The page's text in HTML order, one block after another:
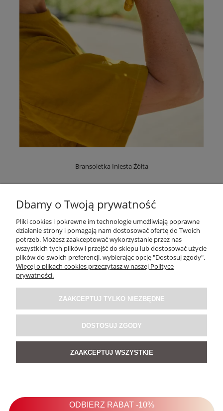
Bransoletka Iniesta Żółta
89,00 zł
DO KOSZYKA
Dbamy o Twoją prywatność
Pliki cookies i pokrewne im technologie umożliwiają poprawne
działanie strony i pomagają nam dostosować ofertę do Twoich
potrzeb. Możesz zaakceptować wykorzystanie przez nas
wszystkich tych plików i przejść do sklepu lub dostosować użycie
plików do swoich preferencji, wybierając opcję "Dostosuj zgody".
Więcej o plikach cookies przeczytasz w naszej Polityce
prywatności.
ZAAKCEPTUJ TYLKO NIEZBĘDNE
DOSTOSUJ ZGODY
ZAAKCEPTUJ WSZYSTKIE